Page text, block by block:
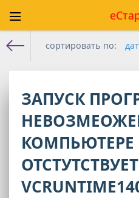
сортировать по:
ЗАПУСК
КОМПЬЮТЕРЕ
ОТСТУТСТВУЕТ